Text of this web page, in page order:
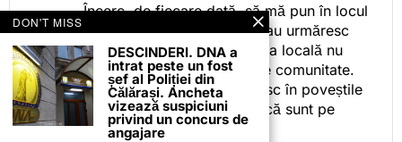
Încerc, de fiecare dată, să mă pun în locul
celor care citesc, privesc sau urmăresc
ceea ce fac. Pentru că presa locală nu
este despre mine, ci despre comunitate.
Iar dacă oamenii se regăsesc în poveștile
pe care le spun, înseamnă că sunt pe
drumul bun.
DON'T MISS
DESCINDERI. DNA a
intrat peste un fost
șef al Poliției din
Călărași. Ancheta
vizează suspiciuni
privind un concurs de
angajare